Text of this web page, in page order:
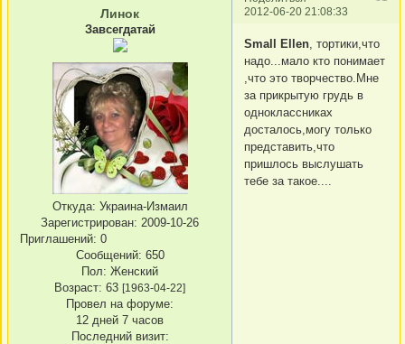
2012-06-20 21:08:33
Линок
Завсегдатай
Откуда: Украина-Измаил
Зарегистрирован: 2009-10-26
Приглашений: 0
Сообщений: 650
Пол: Женский
Возраст: 63 [1963-04-22]
Провел на форуме:
12 дней 7 часов
Последний визит:
Small Ellen , тортики,что
надо...мало кто понимает
,что это творчество.Мне
за прикрытую грудь в
одноклассниках
досталось,могу только
представить,что
пришлось выслушать
тебе за такое....